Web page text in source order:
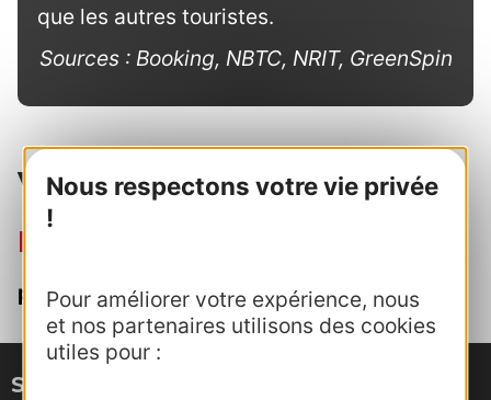
Nous respectons votre vie privée
!
Pour améliorer votre expérience, nous
et nos partenaires utilisons des cookies
utiles pour :
que les autres touristes.
Sources : Booking, NBTC, NRIT, GreenSpin
Votre contact au CRTL
L'équipe du service Presse
presse@crtoccitanie.fr
Site de Montpellier